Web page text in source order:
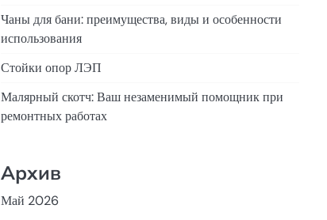
Чаны для бани: преимущества, виды и особенности
использования
Стойки опор ЛЭП
Малярный скотч: Ваш незаменимый помощник при
ремонтных работах
Архив
Май 2026